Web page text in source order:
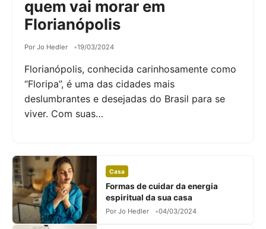
quem vai morar em
Florianópolis
Por Jo Hedler 19/03/2024
Florianópolis, conhecida carinhosamente como
“Floripa”, é uma das cidades mais
deslumbrantes e desejadas do Brasil para se
viver. Com suas…
Casa
Formas de cuidar da energia
espiritual da sua casa
Por Jo Hedler 04/03/2024